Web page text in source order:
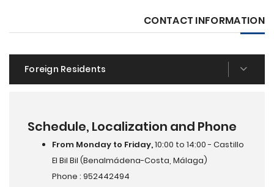
CONTACT INFORMATION
Foreign Residents
Schedule, Localization and Phone
From Monday to Friday,10:00 to 14:00 - Castillo
El Bil Bil (Benalmádena-Costa, Málaga)
Phone : 952442494